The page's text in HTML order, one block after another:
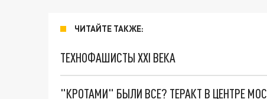
ЧИТАЙТЕ ТАКЖЕ:
ТЕХНОФАШИСТЫ XXI ВЕКА
"КРОТАМИ" БЫЛИ ВСЕ? ТЕРАКТ В ЦЕНТРЕ